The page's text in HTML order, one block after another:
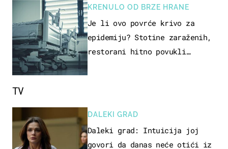
KRENULO OD BRZE HRANE
Je li ovo povrće krivo za
epidemiju? Stotine zaraženih,
restorani hitno povukli
TV
DALEKI GRAD
Daleki grad: Intuicija joj
govori da danas neće otići iz